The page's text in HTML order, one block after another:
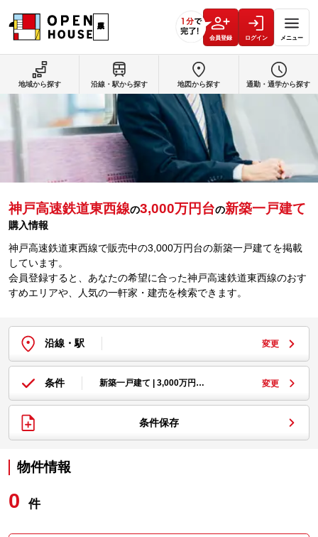
会員登録 ログイン メニュー
神戸高速鉄道東西線の3,000万円台の新築一戸建て
購入情報
神戸高速鉄道東西線で販売中の3,000万円台の新築一戸建てを掲載
しています。
会員登録すると、あなたの希望に合った神戸高速鉄道東西線のおす
すめエリアや、人気の一軒家・建売を検索できます。
沿線・駅 変更
条件 新築一戸建て | 3,000万円… 変更
条件保存
物件情報
0 件
地域から探す 沿線・駅から探す 地図から探す 通勤・通学から探す